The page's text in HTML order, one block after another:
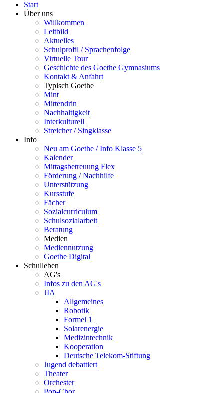
Start
Über uns
Willkommen
Leitbild
Aktuelles
Schulprofil / Sprachenfolge
Virtuelle Tour
Geschichte des Goethe Gymnasiums
Kontakt & Anfahrt
Typisch Goethe
Mint
Mittendrin
Nachhaltigkeit
Interkulturell
Streicher / Singklasse
Info
Neu am Goethe / Info Klasse 5
Kalender
Mittagsbetreuung Flex
Förderung / Nachhilfe
Unterstützung
Kursstufe
Fächer
Sozialcurriculum
Schulsozialarbeit
Beratung
Medien
Mediennutzung
Goethe Digital
Schulleben
AG's
Infos zu den AG's
JIA
Allgemeines
Robotik
Formel 1
Solarenergie
Medizintechnik
Kooperation
Deutsche Telekom-Stiftung
Jugend debattiert
Theater
Orchester